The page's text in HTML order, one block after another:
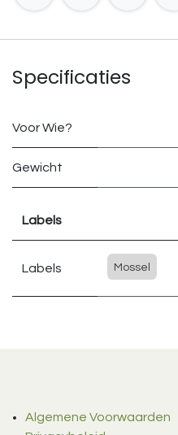
Specificaties
Voor Wie?
Gewicht
Labels
Labels Mossel
Algemene Voorwaarden